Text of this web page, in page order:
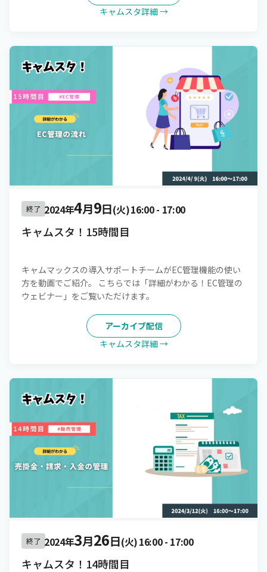
キャムスタ詳細 →
終了 2024年4月9日(火)16:00- 17:00
キャムスタ！15時間目
キャムマックスの導入サポートチームがEC管理機能の使い
方を動画でご紹介。 こちらでは「詳細がわかる！EC管理の
ウェビナー」をご覧いただけます。
アーカイブ配信
キャムスタ詳細 →
終了 2024年3月26日(火)16:00- 17:00
キャムスタ！14時間目